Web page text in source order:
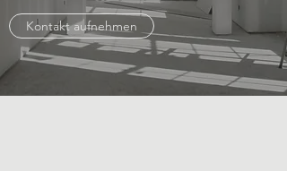
Kontakt aufnehmen